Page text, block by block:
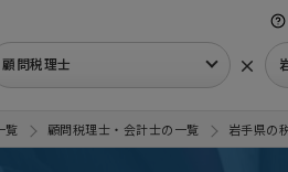
顧問税理士 ×
覧 顧問税理士・会計士の一覧 岩手県の